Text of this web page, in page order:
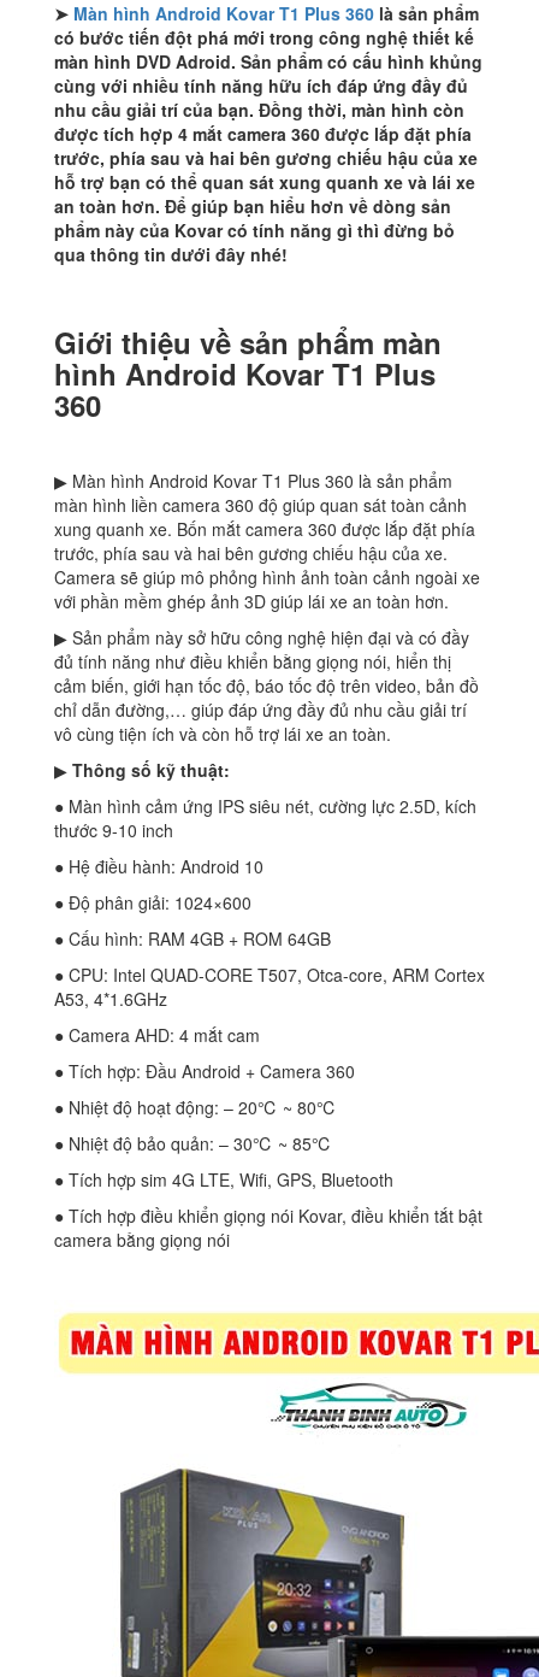
➤ Màn hình Android Kovar T1 Plus 360 là sản phẩm
có bước tiến đột phá mới trong công nghệ thiết kế
màn hình DVD Adroid. Sản phẩm có cấu hình khủng
cùng với nhiều tính năng hữu ích đáp ứng đầy đủ
nhu cầu giải trí của bạn. Đồng thời, màn hình còn
được tích hợp 4 mắt camera 360 được lắp đặt phía
trước, phía sau và hai bên gương chiếu hậu của xe
hỗ trợ bạn có thể quan sát xung quanh xe và lái xe
an toàn hơn. Để giúp bạn hiểu hơn về dòng sản
phẩm này của Kovar có tính năng gì thì đừng bỏ
qua thông tin dưới đây nhé!
Giới thiệu về sản phẩm màn
hình Android Kovar T1 Plus
360
▶ Màn hình Android Kovar T1 Plus 360 là sản phẩm
màn hình liền camera 360 độ giúp quan sát toàn cảnh
xung quanh xe. Bốn mắt camera 360 được lắp đặt phía
trước, phía sau và hai bên gương chiếu hậu của xe.
Camera sẽ giúp mô phỏng hình ảnh toàn cảnh ngoài xe
với phần mềm ghép ảnh 3D giúp lái xe an toàn hơn.
▶ Sản phẩm này sở hữu công nghệ hiện đại và có đầy
đủ tính năng như điều khiển bằng giọng nói, hiển thị
cảm biến, giới hạn tốc độ, báo tốc độ trên video, bản đồ
chỉ dẫn đường,… giúp đáp ứng đầy đủ nhu cầu giải trí
vô cùng tiện ích và còn hỗ trợ lái xe an toàn.
▶ Thông số kỹ thuật:
● Màn hình cảm ứng IPS siêu nét, cường lực 2.5D, kích
thước 9-10 inch
● Hệ điều hành: Android 10
● Độ phân giải: 1024×600
● Cấu hình: RAM 4GB + ROM 64GB
● CPU: Intel QUAD-CORE T507, Otca-core, ARM Cortex
A53, 4*1.6GHz
● Camera AHD: 4 mắt cam
● Tích hợp: Đầu Android + Camera 360
● Nhiệt độ hoạt động: – 20℃ ~ 80℃
● Nhiệt độ bảo quản: – 30℃ ~ 85℃
● Tích hợp sim 4G LTE, Wifi, GPS, Bluetooth
● Tích hợp điều khiển giọng nói Kovar, điều khiển tắt bật
camera bằng giọng nói